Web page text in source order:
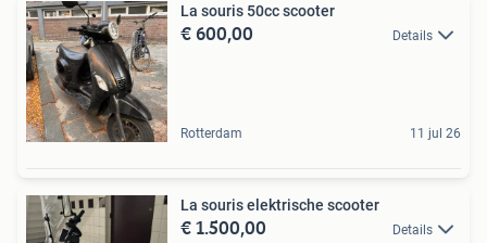
La souris 50cc scooter
€ 600,00 Details
Rotterdam 11 jul 26
La souris elektrische scooter
€ 1.500,00 Details